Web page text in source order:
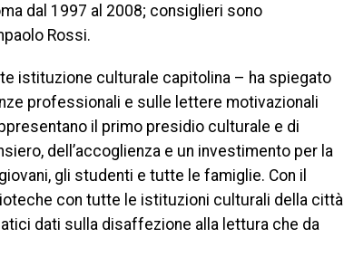
dal 1997 al 2008; consiglieri sono
Rossi.
istituzione culturale capitolina – ha spiegato
professionali e sulle lettere motivazionali
il primo presidio culturale e di
dell’accoglienza e un investimento per la
gli studenti e tutte le famiglie. Con il
con tutte le istituzioni culturali della città
dati sulla disaffezione alla lettura che da